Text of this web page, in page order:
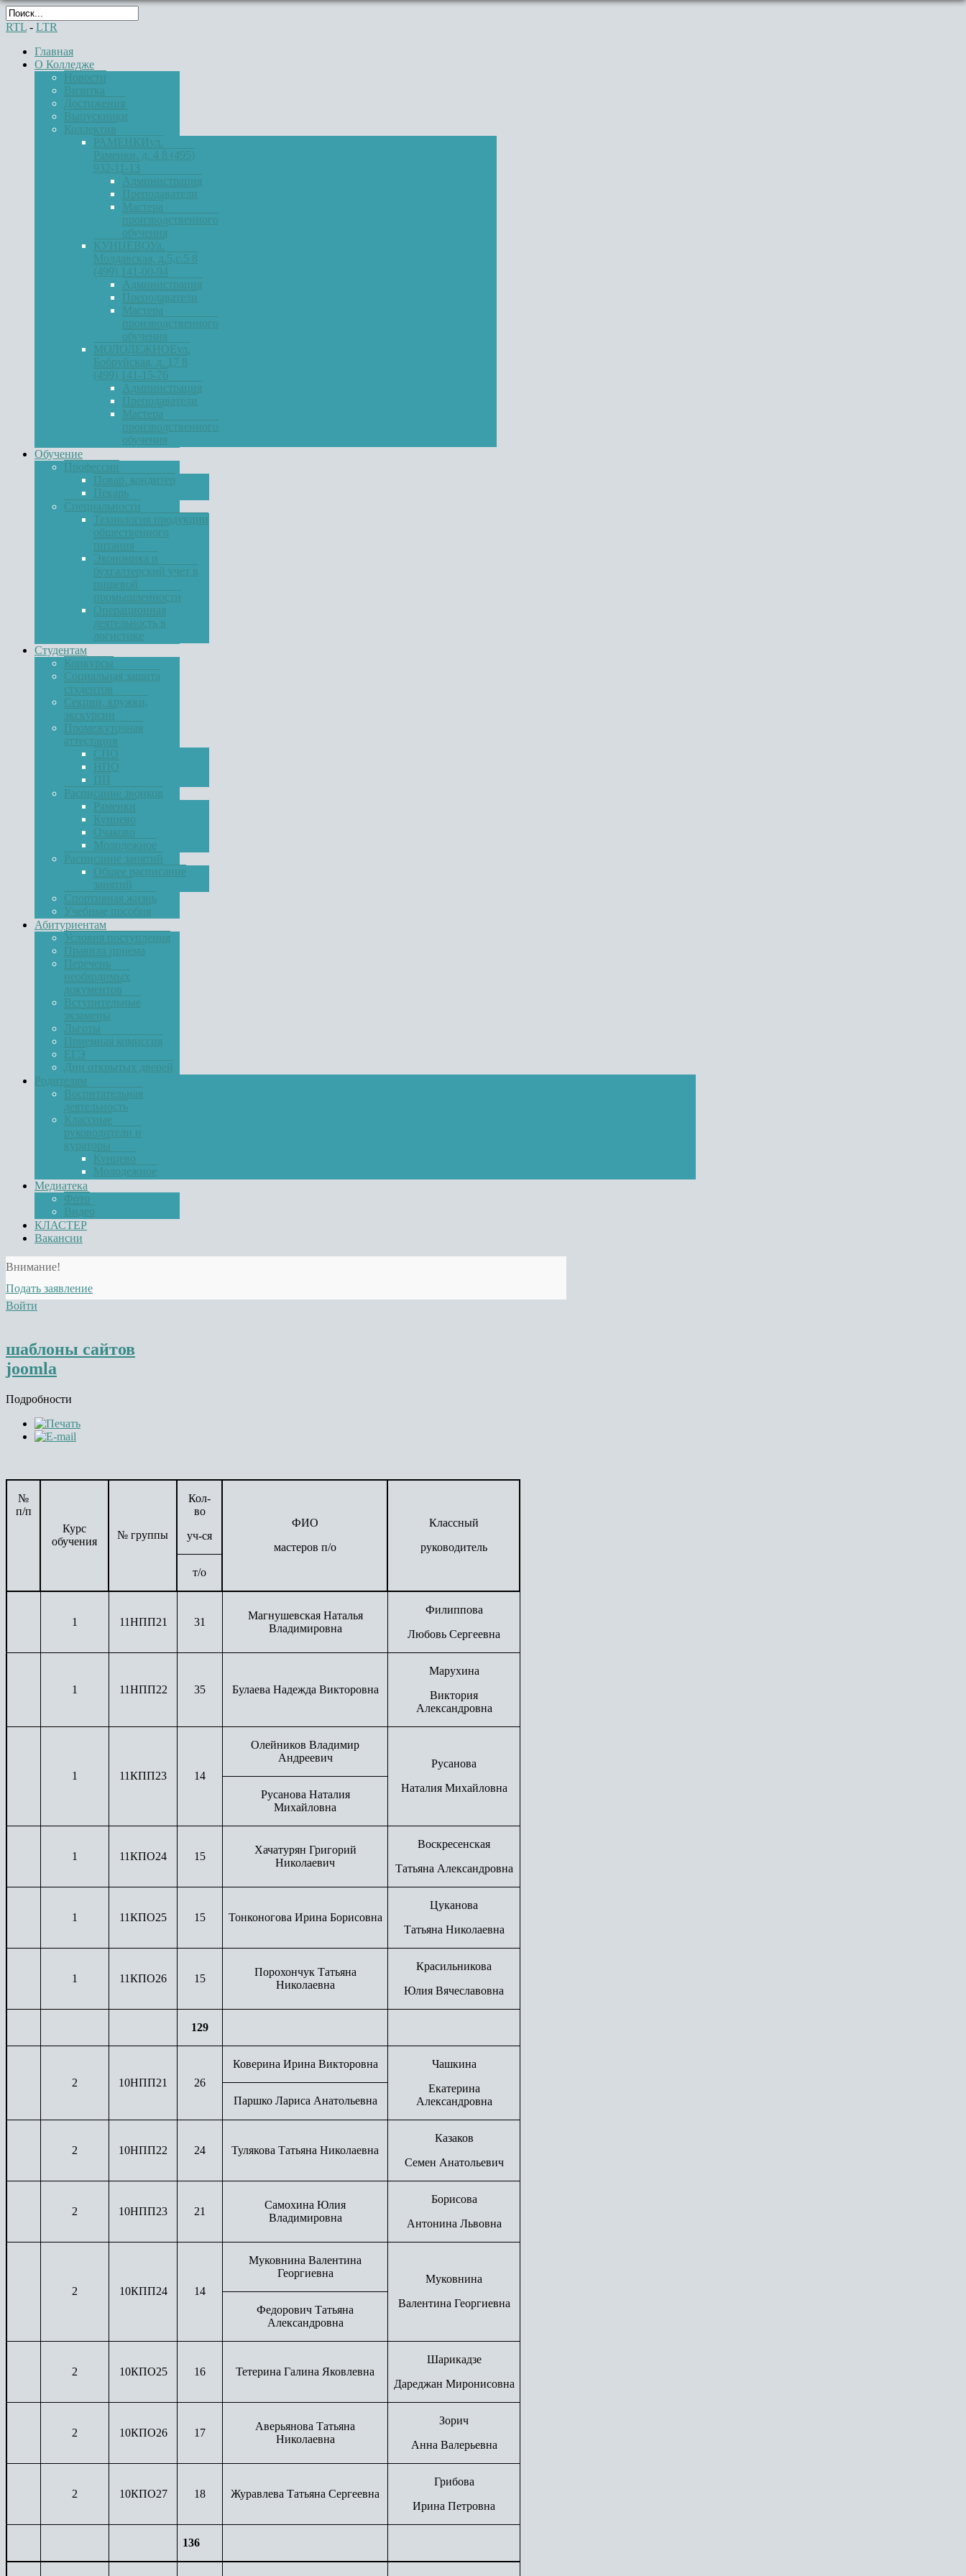
RTL - LTR
Главная
О Колледже
Новости
Визитка
Достижения
Выпускники
Коллектив
РАМЕНКИул.
Раменки, д. 4 8 (495)
932-11-13
Администрация
Преподаватели
Мастера
производственного
обучения
КУНЦЕВОУл.
Молдавская, д.5,с.5 8
(499) 141-00-94
Администрация
Преподаватели
Мастера
производственного
обучения
МОЛОДЕЖНОЕул.
Бобруйская, д. 17 8
(499) 141-15-76
Администрация
Преподаватели
Мастера
производственного
обучения
Обучение
Профессии
Повар, кондитер
Пекарь
Специальности
Технология продукции
общественного
питания
Экономика и
бухгалтерский учет в
пищевой
промышленности
Операционная
деятельность в
логистике
Студентам
Конкурсы
Социальная защита
студентов
Секции, кружки,
экскурсии
Промежуточная
аттестация
СПО
НПО
ПП
Расписание звонков
Раменки
Кунцево
Очаково
Молодежное
Расписание занятий
Общее расписание
занятий
Спортивная жизнь
Учебные пособия
Абитуриентам
Условия поступления
Правила приема
Перечень
необходимых
документов
Вступительные
экзамены
Льготы
Приемная комиссия
ЕГЭ
Дни открытых дверей
Родителям
Воспитательная
деятельность
Классные
руководители и
кураторы
Кунцево
Молодежное
Медиатека
Фото
Видео
КЛАСТЕР
Вакансии
Внимание!
Подать заявление
Войти
шаблоны сайтов
joomla
Подробности
№
п/п
Курс
обучения
№ группы
Кол-
во
уч-ся
ФИО
мастеров п/о
Классный
руководитель
т/о
1 11НПП21 31
Магнушевская Наталья
Владимировна
Филиппова
Любовь Сергеевна
1 11НПП22 35 Булаева Надежда Викторовна
Марухина
Виктория
Александровна
1 11КПП23 14
Олейников Владимир
Андреевич
Русанова
Наталия Михайловна
Русанова Наталия
Михайловна
1 11КПО24 15
Хачатурян Григорий
Николаевич
Воскресенская
Татьяна Александровна
1 11КПО25 15 Тонконогова Ирина Борисовна
Цуканова
Татьяна Николаевна
1 11КПО26 15
Порохончук Татьяна
Николаевна
Красильникова
Юлия Вячеславовна
129
2 10НПП21 26
Коверина Ирина Викторовна
Чашкина
Екатерина
Александровна
Паршко Лариса Анатольевна
2 10НПП22 24 Тулякова Татьяна Николаевна
Казаков
Семен Анатольевич
2 10НПП23 21
Самохина Юлия
Владимировна
Борисова
Антонина Львовна
2 10КПП24 14
Муковнина Валентина
Георгиевна
Муковнина
Валентина Георгиевна
Федорович Татьяна
Александровна
2 10КПО25 16 Тетерина Галина Яковлевна
Шарикадзе
Дареджан Миронисовна
2 10КПО26 17
Аверьянова Татьяна
Николаевна
Зорич
Анна Валерьевна
2 10КПО27 18 Журавлева Татьяна Сергеевна
Грибова
Ирина Петровна
136